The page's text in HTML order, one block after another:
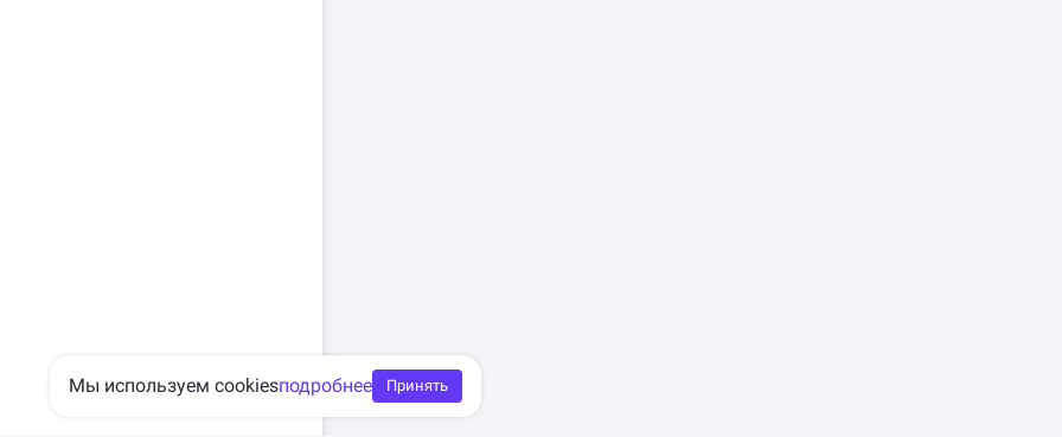
Мы используем cookiesподробнее Принять